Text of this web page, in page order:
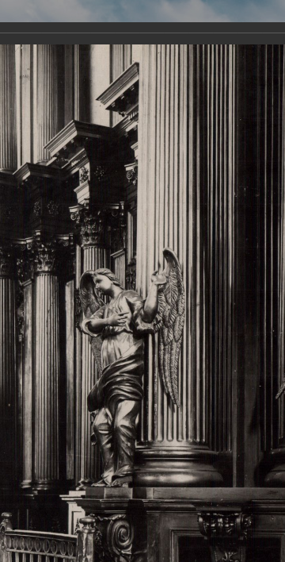
Сайт
Наследники
Главная Галерея Храмы-мученики
Свято-Троицкий
Свято-Троицкий собор Архангельска
23.12.2015
Сегодня мы можем говорить, что Архангельск
пострадал от целенаправленных
выдающихся памятников архитектуры. Больше
вызванная борьбой с религией, набравшая
разрушение православного центра